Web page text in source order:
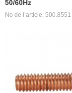
50/60Hz
No de l’article: 500.8551